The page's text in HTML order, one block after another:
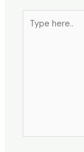
here..